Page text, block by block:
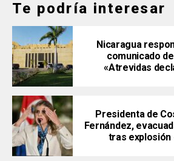
Te podría interesar
Nicaragua
comunicado
«Atrevidas
Presidenta de
Fernández,
tras explosión